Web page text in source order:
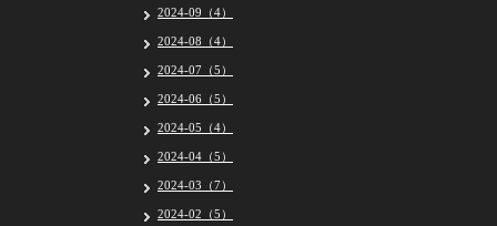
2024-09（4）
2024-08（4）
2024-07（5）
2024-06（5）
2024-05（4）
2024-04（5）
2024-03（7）
2024-02（5）